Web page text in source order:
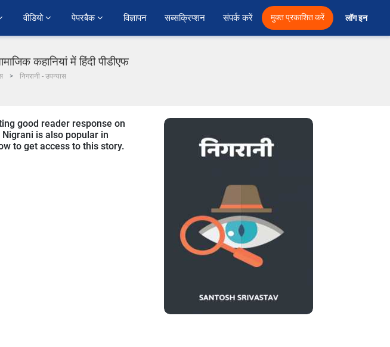
वीडियो पेपरबैक विज्ञापन सब्सक्रिप्शन संपर्क करें मुक्त प्रकाशित करें लॉग इन
कहानियां में हिंदी पीडीएफ
निगरानी - उपन्यास
good reader response on
is also popular in
to get access to this story.